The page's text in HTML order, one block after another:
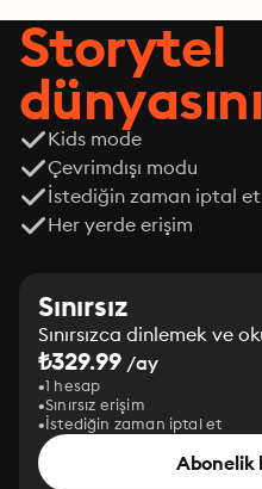
Storytel
Kids mode
Çevrimdışı modu
İstediğin zaman iptal et
Her yerde erişim
Sınırsız
Sınırsızca dinlemek ve
₺329.99 /ay
1 hesap
Sınırsız erişim
İstediğin zaman iptal et
Abonelik